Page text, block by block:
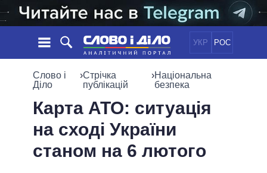
УКР РОС
НОВИНИ
ПОДІЇ
СТАТТІ
ДУМКИ
ЕКОНОМІКА
СУСПІЛЬСТВО
СВІТ
ОБIЦЯНКИ
ПОЛIТИКИ
УСІ ПОЛІТИКИІНФОГРАФІКА
Слово і
Діло
›Стрічка
публікацій
›Національна
безпека
Карта АТО: ситуація
на сході України
станом на 6 лютого